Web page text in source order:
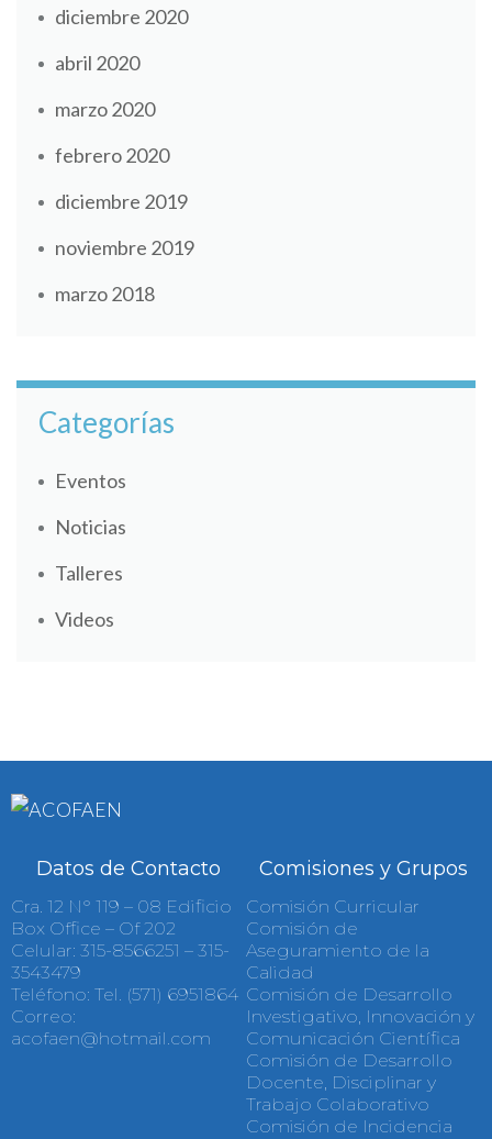
diciembre 2020
abril 2020
marzo 2020
febrero 2020
diciembre 2019
noviembre 2019
marzo 2018
Categorías
Eventos
Noticias
Talleres
Videos
Datos de Contacto
Cra. 12 N° 119 – 08 Edificio
Box Office – Of 202
Celular: 315-8566251 – 315-
3543479
Teléfono: Tel. (571) 6951864
Correo:
acofaen@hotmail.com
Comisiones y Grupos
Comisión Curricular
Comisión de
Aseguramiento de la
Calidad
Comisión de Desarrollo
Investigativo, Innovación y
Comunicación Científica
Comisión de Desarrollo
Docente, Disciplinar y
Trabajo Colaborativo
Comisión de Incidencia